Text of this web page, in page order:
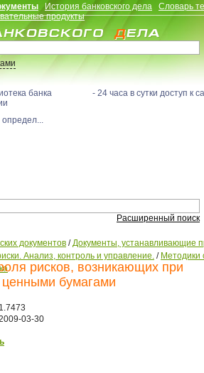
История банковского дела
Словарь
продукты
банка - 24 часа в сутки доступ к
определ...
Расширенный поиск
документов /Документы, устанавливающие
Анализ, контроль и управление. / Методики
рисков, возникающих при
бумагами
1.7473
03-30